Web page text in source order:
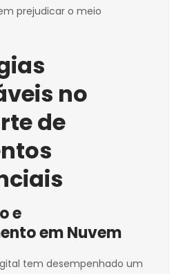
prejudicar o meio
no
de
e
em Nuvem
tem desempenhado um